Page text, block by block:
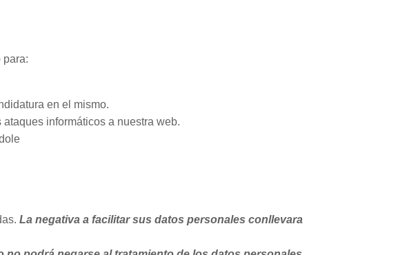
para:
en el mismo.
informáticos a nuestra web.
La negativa a facilitar sus datos personales conllevara